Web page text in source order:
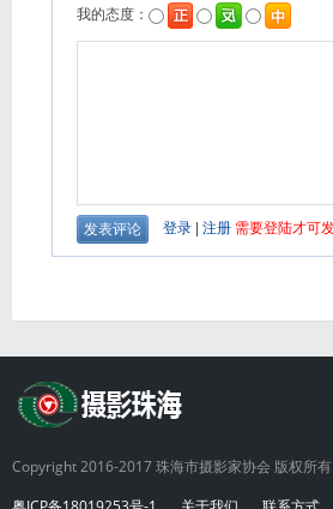
Copyright 2016-2017 珠海市摄影家协会 版权所有